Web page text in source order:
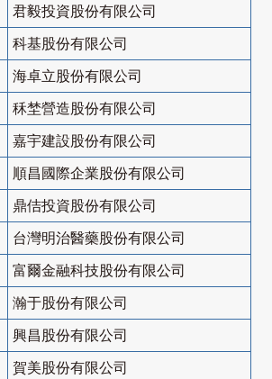
君毅投資股份有限公司
科基股份有限公司
海卓立股份有限公司
秝埜營造股份有限公司
嘉宇建設股份有限公司
順昌國際企業股份有限公司
鼎佶投資股份有限公司
台灣明治醫藥股份有限公司
富爾金融科技股份有限公司
瀚于股份有限公司
興昌股份有限公司
賀美股份有限公司